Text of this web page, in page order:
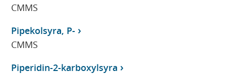
CMMS
Pipekolsyra, P-
CMMS
Piperidin-2-karboxylsyra